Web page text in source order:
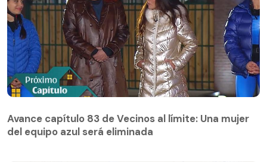
del equipo azul será eliminada
Avance capítulo 83 de Vecinos al límite: Una mujer
del equipo azul será eliminada